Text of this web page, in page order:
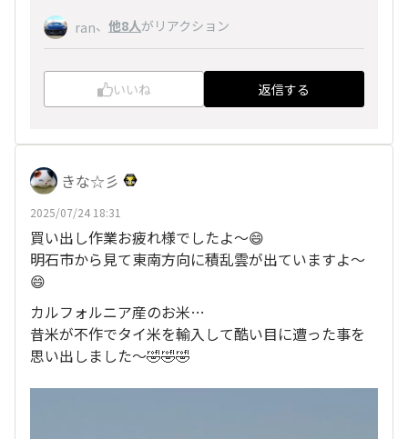
ran、 他8人がリアクション
いいね 返信する
きな☆彡
2025/07/24 18:31
買い出し作業お疲れ様でしたよ～😄
明石市から見て東南方向に積乱雲が出ていますよ～
😄
カルフォルニア産のお米…
昔米が不作でタイ米を輸入して酷い目に遭った事を
思い出しました〜🤣🤣🤣